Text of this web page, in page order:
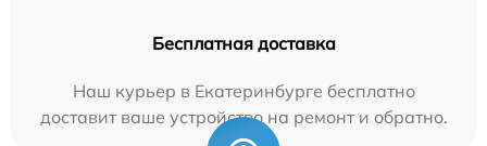
Бесплатная доставка
Наш курьер в Екатеринбурге бесплатно
доставит ваше устройство на ремонт и обратно.